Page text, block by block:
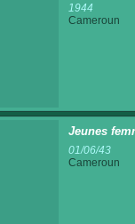
1944
Cameroun
Jeunes
01/06/43
Cameroun